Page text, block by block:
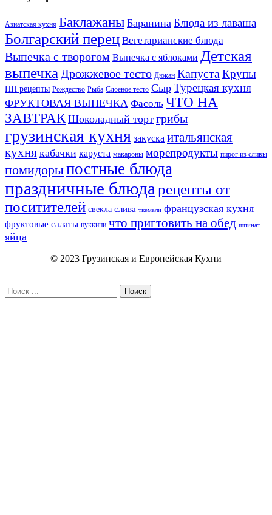
Азиатская кухня Баклажаны Баранина Блюда из лаваша
Болгарский перец Вегетарианские блюда
Выпечка с творогом Выпечка с яблоками Детская
выпечка Дрожжевое тесто Дюкан Капуста Крупы
ПП рецепты Рождество Рыба Слоеное тесто Сыр Турецкая кухня
ФРУКТОВАЯ ВЫПЕЧКА Фасоль ЧТО НА
ЗАВТРАК Шоколадный торт грибы
грузинская кухня закуска итальянская
кухня кабачки каруста макароны морепродукты пирог из сливы
помидорыпостные блюда
праздничные блюда рецепты от
поситителей свекла слива ткемали французская кухня
фруктовые салаты цуккини что пригтовить на обед шпинат
яйца
© 2023 Грузинская и Европейская Кухни